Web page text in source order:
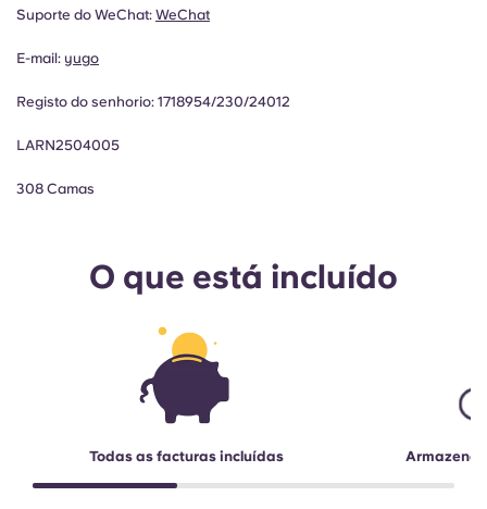
Suporte do WeChat: WeChat
E-mail: yugo
Registo do senhorio: 1718954/230/24012
LARN2504005
308 Camas
O que está incluído
Todas as facturas incluídas